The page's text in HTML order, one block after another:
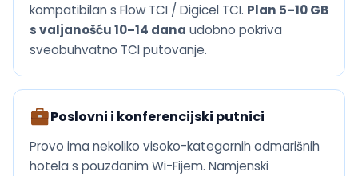
kompatibilan s Flow TCI / Digicel TCI. Plan 5–10 GB
s valjanošću 10–14 dana udobno pokriva
sveobuhvatno TCI putovanje.
Poslovni i konferencijski putnici
Provo ima nekoliko visoko-kategornih odmarišnih
hotela s pouzdanim Wi-Fijem. Namjenski